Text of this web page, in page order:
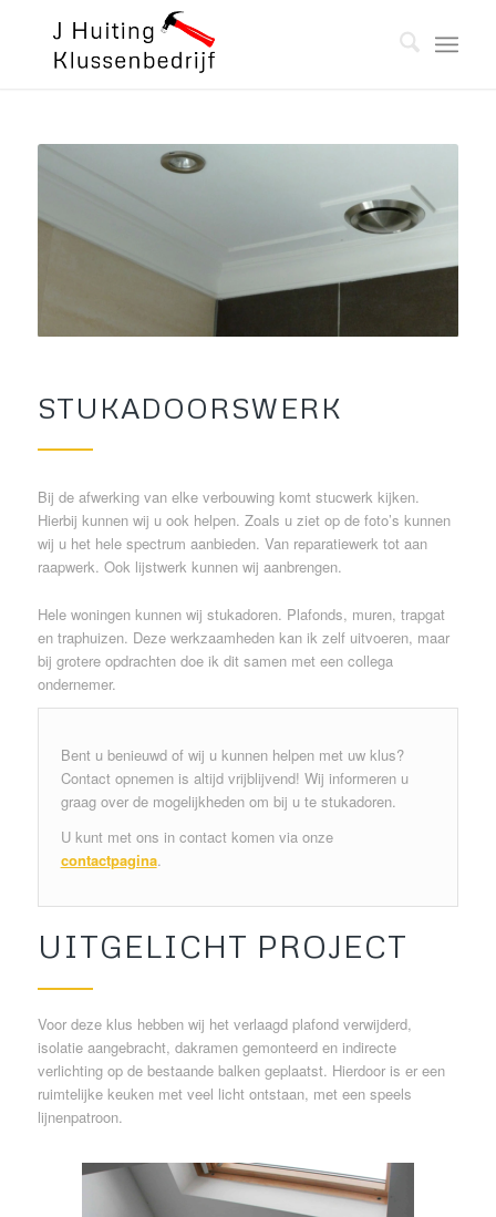
STUKADOORSWERK
Bij de afwerking van elke verbouwing komt stucwerk kijken.
Hierbij kunnen wij u ook helpen. Zoals u ziet op de foto’s kunnen
wij u het hele spectrum aanbieden. Van reparatiewerk tot aan
raapwerk. Ook lijstwerk kunnen wij aanbrengen.
Hele woningen kunnen wij stukadoren. Plafonds, muren, trapgat
en traphuizen. Deze werkzaamheden kan ik zelf uitvoeren, maar
bij grotere opdrachten doe ik dit samen met een collega
ondernemer.
Bent u benieuwd of wij u kunnen helpen met uw klus?
Contact opnemen is altijd vrijblijvend! Wij informeren u
graag over de mogelijkheden om bij u te stukadoren.
U kunt met ons in contact komen via onze
contactpagina.
UITGELICHT PROJECT
Voor deze klus hebben wij het verlaagd plafond verwijderd,
isolatie aangebracht, dakramen gemonteerd en indirecte
verlichting op de bestaande balken geplaatst. Hierdoor is er een
ruimtelijke keuken met veel licht ontstaan, met een speels
lijnenpatroon.